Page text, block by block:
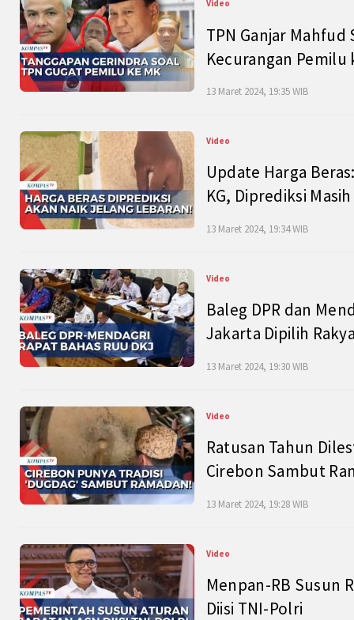
Video
TPN Ganjar Mahfud
Kecurangan Pemilu
13 Maret 2024, 19:35 WIB
Video
Update Harga
KG, Diprediksi
13 Maret 2024, 19:34 WIB
Video
Baleg DPR dan
Jakarta Dipilih
13 Maret 2024, 19:30 WIB
Video
Ratusan Tahun
Cirebon Sambut
13 Maret 2024, 19:28 WIB
Video
Menpan-RB Susun
Diisi TNI-Polri